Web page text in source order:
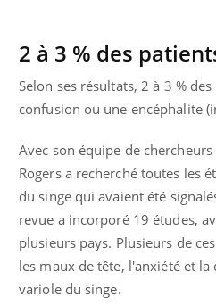
2 à 3 % des
Selon ses résultats, 2 à 3 %
confusion ou une encéphalite
Avec son équipe de
Rogers a recherché toutes les
du singe qui avaient été
revue a incorporé 19 études,
plusieurs pays. Plusieurs de
les maux de tête, l'anxiété et
variole du singe.
Chronique des Mains : se
pour l’été ! Youtube
et avec lui, un tout nouveau
vie ! Vacances, plage, piscine,
en plein air… Nos mains